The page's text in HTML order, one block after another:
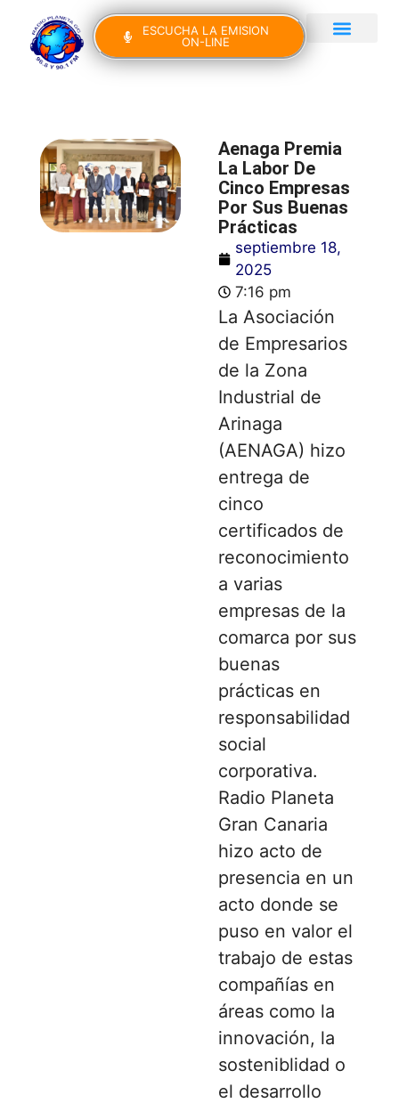
ESCUCHA LA EMISION
ON-LINE
Aenaga Premia
La Labor De
Cinco Empresas
Por Sus Buenas
Prácticas
septiembre 18,
2025
7:16 pm
La Asociación
de Empresarios
de la Zona
Industrial de
Arinaga
(AENAGA) hizo
entrega de
cinco
certificados de
reconocimiento
a varias
empresas de la
comarca por sus
buenas
prácticas en
responsabilidad
social
corporativa.
Radio Planeta
Gran Canaria
hizo acto de
presencia en un
acto donde se
puso en valor el
trabajo de estas
compañías en
áreas como la
innovación, la
sosteniblidad o
el desarrollo